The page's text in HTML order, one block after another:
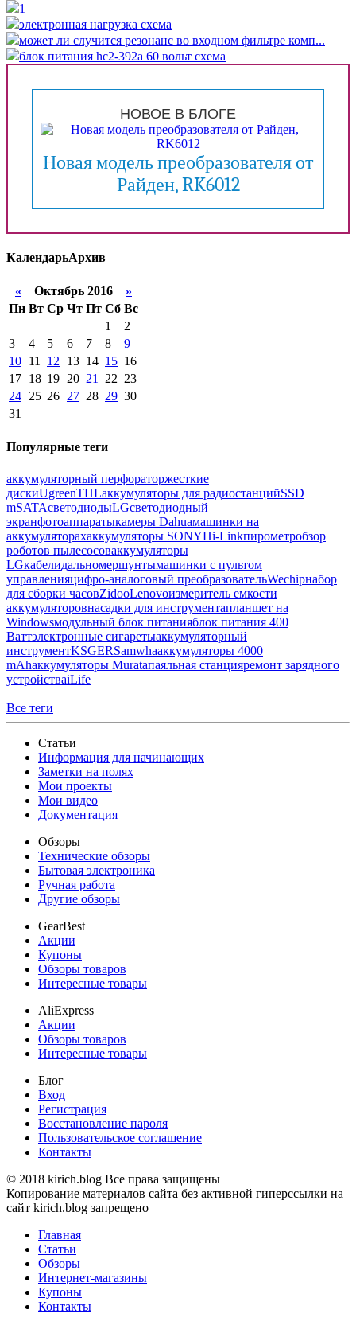
1
электронная нагрузка схема
может ли случится резонанс во входном фильтре комп...
блок питания hc2-392a 60 вольт схема
НОВОЕ В БЛОГЕ
Новая модель преобразователя от
Райден, RK6012
КалендарьАрхив
« Октябрь 2016 »
Пн Вт Ср Чт Пт Сб Вс
1
2
3
4 5 6 7 8
9
10 11 12 13 14 15 16
17 18 19 20 21 22 23
24 25 26 27 28 29 30
31
Популярные теги
аккумуляторный перфораторжесткие
дискиUgreenTHLаккумуляторы для радиостанцийSSD
mSATAсветодиодыLGсветодиодный
экранфотоаппаратыкамеры Dahuaмашинки на
аккумуляторахаккумуляторы SONYHi-Linkпирометробзор
роботов пылесосоваккумуляторы
LGкабелидальномершунтымашинки с пультом
управленияцифро-аналоговый преобразовательWechipнабор
для сборки часовZidooLenovoизмеритель емкости
аккумуляторовнасадки для инструментапланшет на
Windowsмодульный блок питанияблок питания 400
Ваттэлектронные сигаретыаккумуляторный
инструментKSGERSamwhaаккумуляторы 4000
mAhаккумуляторы Murataпаяльная станцияремонт зарядного
устройстваiLife
Все теги
Статьи
Информация для начинающих
Заметки на полях
Мои проекты
Мои видео
Документация
Обзоры
Технические обзоры
Бытовая электроника
Ручная работа
Другие обзоры
GearBest
Акции
Купоны
Обзоры товаров
Интересные товары
AliExpress
Акции
Обзоры товаров
Интересные товары
Блог
Вход
Регистрация
Восстановление пароля
Пользовательское соглашение
Контакты
© 2018 kirich.blog Все права защищены
Копирование материалов сайта без активной гиперссылки на
сайт kirich.blog запрещено
Главная
Статьи
Обзоры
Интернет-магазины
Купоны
Контакты